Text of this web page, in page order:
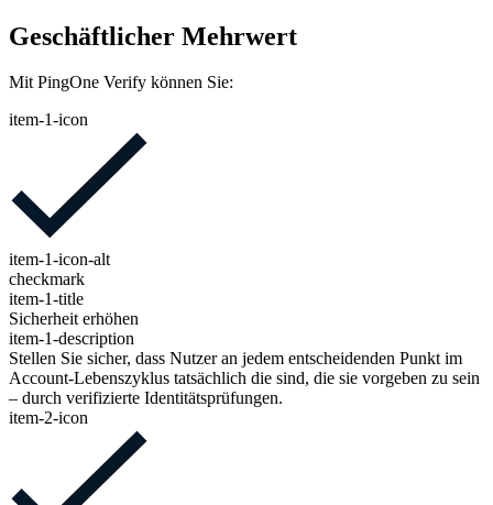
Geschäftlicher Mehrwert
Mit PingOne Verify können Sie:
item-1-icon
item-1-icon-alt
checkmark
item-1-title
Sicherheit erhöhen
item-1-description
Stellen Sie sicher, dass Nutzer an jedem entscheidenden Punkt im
Account-Lebenszyklus tatsächlich die sind, die sie vorgeben zu sein
– durch verifizierte Identitätsprüfungen.
item-2-icon